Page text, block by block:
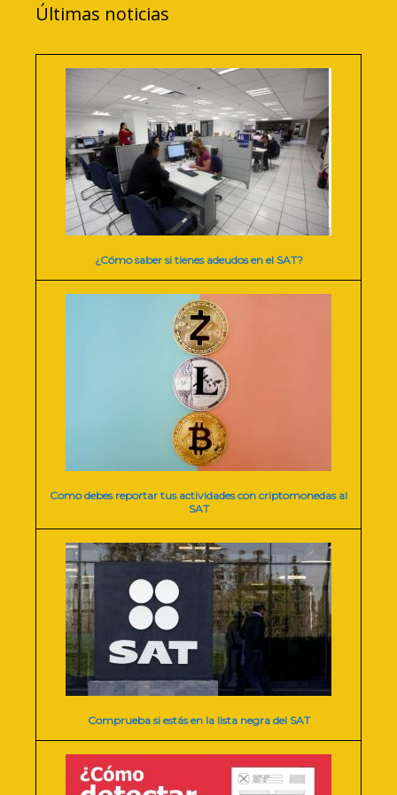
Últimas noticias
¿Cómo saber si tienes adeudos en el SAT?
Como debes reportar tus actividades con criptomonedas al
SAT
Comprueba si estás en la lista negra del SAT